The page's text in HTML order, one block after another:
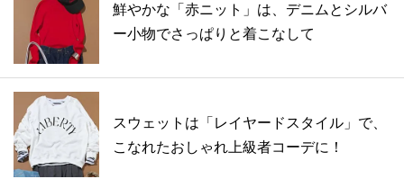
鮮やかな「赤ニット」は、デニムとシルバ
ー小物でさっぱりと着こなして
スウェットは「レイヤードスタイル」で、
こなれたおしゃれ上級者コーデに！